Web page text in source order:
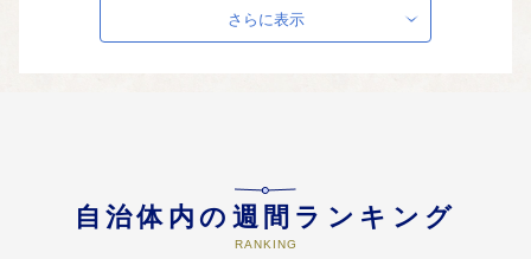
文化創造都市に関する事業（教
文化情報の発信を行い、交流を高
め、生涯にわたり”人が活き活きと
心豊かに暮らす文化創造都市”を目
さらに表示
自治体内の週間ランキング
RANKING